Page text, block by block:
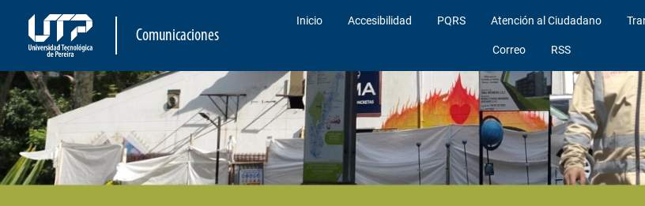
Comunicaciones
Inicio Accesibilidad PQRS Atención al Ciudadano
Correo RSS